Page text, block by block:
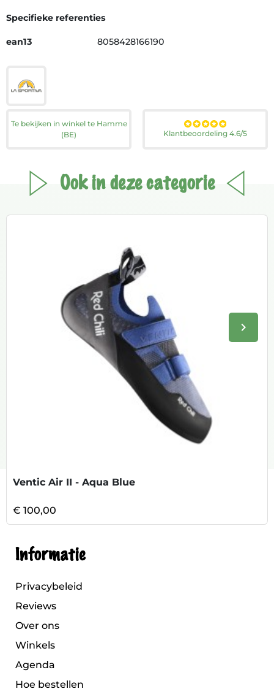
Specifieke referenties
ean13 8058428166190
Te bekijken in winkel te Hamme
(BE)
Klantbeoordeling 4.6/5
Ook in deze categorie
keyboard_arrow_right
Ventic Air II - Aqua Blue
€ 100,00
Informatie
Privacybeleid
Reviews
Over ons
Winkels
Agenda
Hoe bestellen